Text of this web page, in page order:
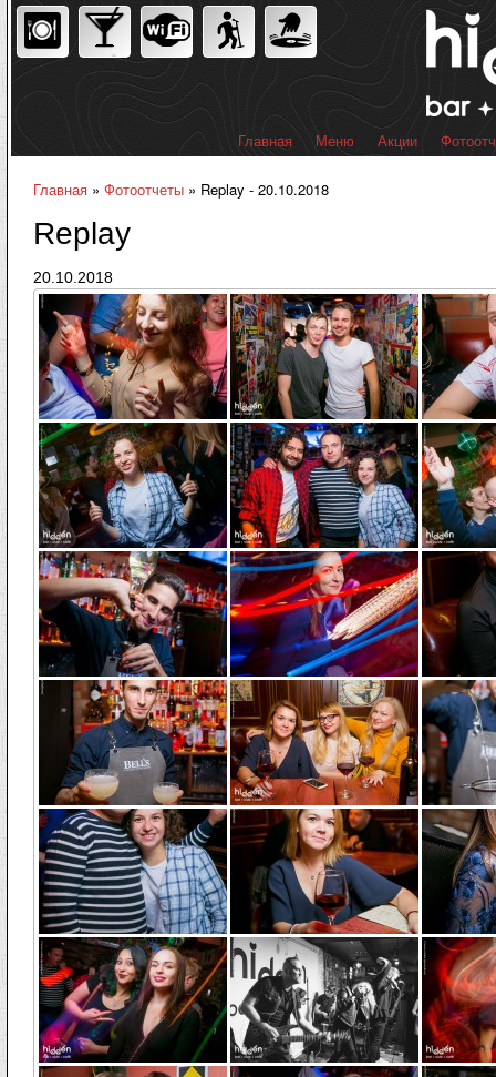
Главное меню
Главная Меню Акции
Главная » Фотоотчеты » Replay - 20.10.2018
Replay
20.10.2018